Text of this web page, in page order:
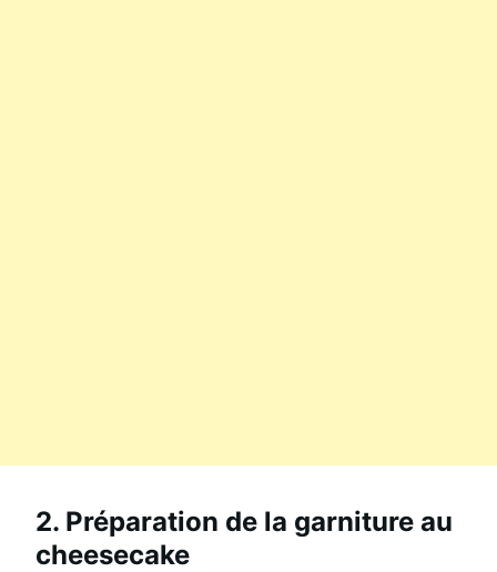
2. Préparation de la garniture au
cheesecake